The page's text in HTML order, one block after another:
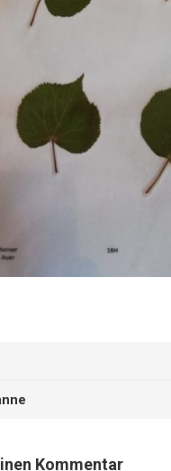
Kommentar